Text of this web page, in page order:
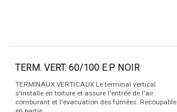
TERM. VERT. 60/100 E.P NOIR
TERMINAUX VERTICAUX Le terminal vertical
s'installe en toiture et assure l'entrée de l'air
comburant et l'évacuation des fumées. Recoupable